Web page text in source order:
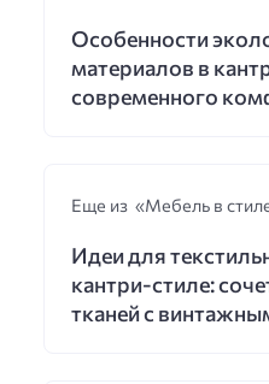
Особенности
материалов в
современного
Еще из «Мебель в
Идеи для
кантри-стиле:
тканей с